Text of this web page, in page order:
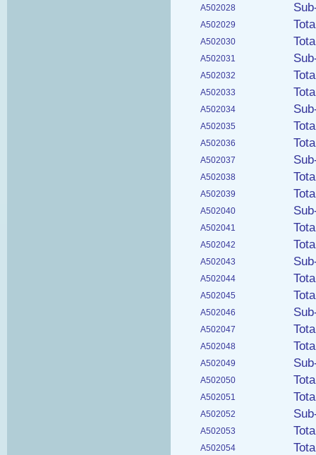
A502028
A502029
A502030
A502031
A502032
A502033
A502034
A502035
A502036
A502037
A502038
A502039
A502040
A502041
A502042
A502043
A502044
A502045
A502046
A502047
A502048
A502049
A502050
A502051
A502052
A502053
A502054